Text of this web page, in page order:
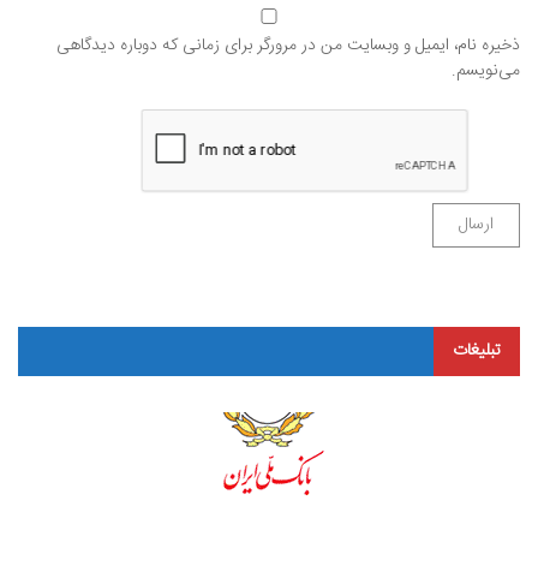
ذخیره نام، ایمیل و وبسایت من در مرورگر برای زمانی که دوباره دیدگاهی
می‌نویسم.
تبلیغات